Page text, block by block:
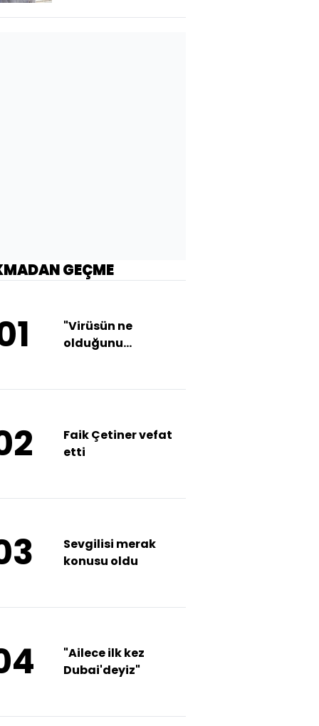
GEÇME
"Virüsün ne
olduğunu
Faik Çetiner vefat
etti
Sevgilisi merak
konusu oldu
"Ailece ilk kez
Dubai'deyiz"